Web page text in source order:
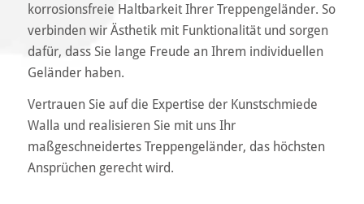
korrosionsfreie Haltbarkeit Ihrer Treppengeländer. So
verbinden wir Ästhetik mit Funktionalität und sorgen
dafür, dass Sie lange Freude an Ihrem individuellen
Geländer haben.
Vertrauen Sie auf die Expertise der Kunstschmiede
Walla und realisieren Sie mit uns Ihr
maßgeschneidertes Treppengeländer, das höchsten
Ansprüchen gerecht wird.